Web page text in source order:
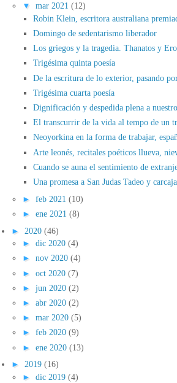
▼ mar 2021 (12)
Robin Klein, escritora australiana
Domingo de sedentarismo liberador
Los griegos y la tragedia. Thanatos y
Trigésima quinta poesía
De la escritura de lo exterior, pasando por
Trigésima cuarta poesía
Dignificación y despedida plena a
El transcurrir de la vida al tempo de un
Neoyorkina en la forma de trabajar,
Arte leonés, recitales poéticos llueva,
Cuando se auna el sentimiento de
Una promesa a San Judas Tadeo y
► feb 2021 (10)
► ene 2021 (8)
► 2020 (46)
► dic 2020 (4)
► nov 2020 (4)
► oct 2020 (7)
► jun 2020 (2)
► abr 2020 (2)
► mar 2020 (5)
► feb 2020 (9)
► ene 2020 (13)
► 2019 (16)
► dic 2019 (4)